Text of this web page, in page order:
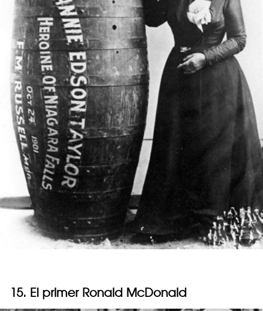
15. El primer Ronald McDonald